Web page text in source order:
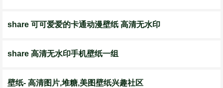
share 可可爱爱的卡通动漫壁纸 高清无水印
share 高清无水印手机壁纸一组
壁纸- 高清图片,堆糖,美图壁纸兴趣社区